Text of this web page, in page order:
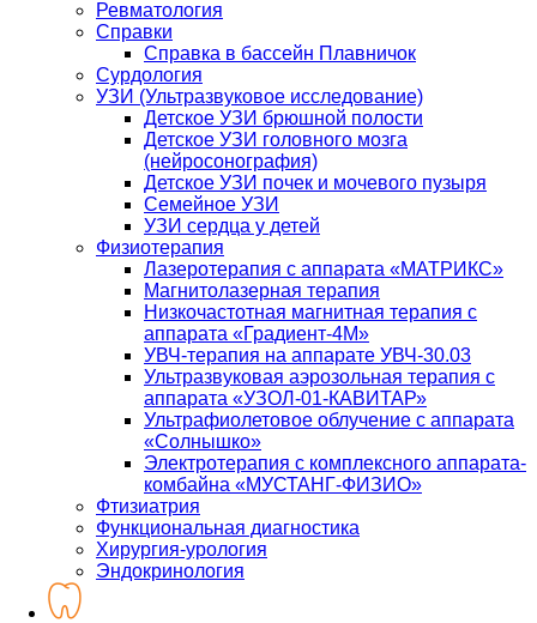
Ревматология
Справки
Справка в бассейн Плавничок
Сурдология
УЗИ (Ультразвуковое исследование)
Детское УЗИ брюшной полости
Детское УЗИ головного мозга
(нейросонография)
Детское УЗИ почек и мочевого пузыря
Семейное УЗИ
УЗИ сердца у детей
Физиотерапия
Лазеротерапия с аппарата «МАТРИКС»
Магнитолазерная терапия
Низкочастотная магнитная терапия с
аппарата «Градиент-4М»
УВЧ-терапия на аппарате УВЧ-30.03
Ультразвуковая аэрозольная терапия с
аппарата «УЗОЛ-01-КАВИТАР»
Ультрафиолетовое облучение с аппарата
«Солнышко»
Электротерапия с комплексного аппарата-
комбайна «МУСТАНГ-ФИЗИО»
Фтизиатрия
Функциональная диагностика
Хирургия-урология
Эндокринология